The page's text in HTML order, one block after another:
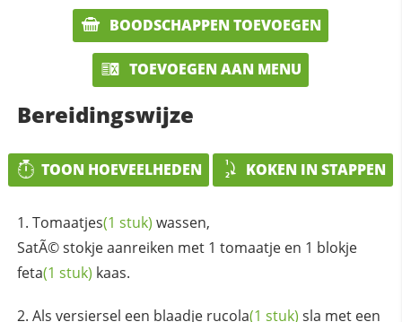
BOODSCHAPPEN TOEVOEGEN
TOEVOEGEN AAN MENU
Bereidingswijze
TOON HOEVEELHEDEN KOKEN IN STAPPEN
Tomaatjes(1 stuk) wassen,
SatÃ© stokje aanreiken met 1 tomaatje en 1 blokje
feta(1 stuk) kaas.
Als versiersel een blaadje rucola(1 stuk) sla met een